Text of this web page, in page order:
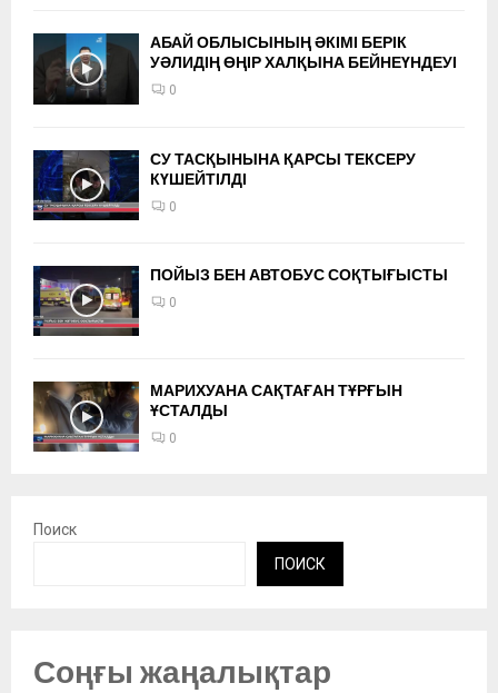
АБАЙ ОБЛЫСЫНЫҢ ӘКІМІ БЕРІК
УӘЛИДІҢ ӨҢІР ХАЛҚЫНА БЕЙНЕҮНДЕУІ
0
СУ ТАСҚЫНЫНА ҚАРСЫ ТЕКСЕРУ
КҮШЕЙТІЛДІ
0
ПОЙЫЗ БЕН АВТОБУС СОҚТЫҒЫСТЫ
0
МАРИХУАНА САҚТАҒАН ТҰРҒЫН
ҰСТАЛДЫ
0
Поиск
ПОИСК
Соңғы жаңалықтар